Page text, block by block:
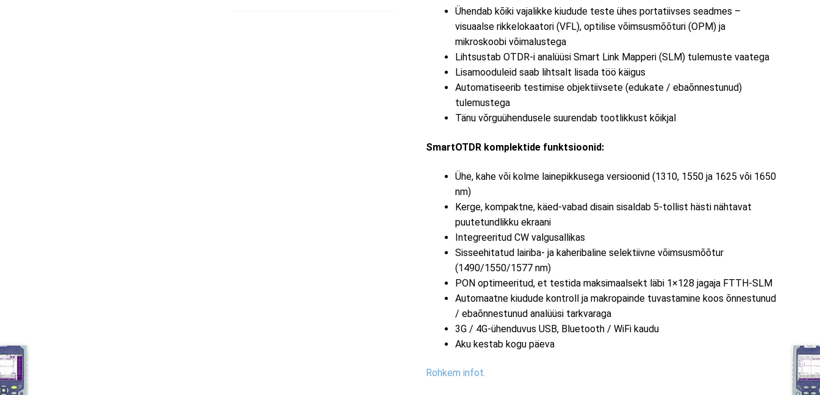
Ühendab kõiki vajalikke kiudude teste ühes portatiivses seadmes –
visuaalse rikkelokaatori (VFL), optilise võimsusmõõturi (OPM) ja
mikroskoobi võimalustega
Lihtsustab OTDR-i analüüsi Smart Link Mapperi (SLM) tulemuste vaatega
Lisamooduleid saab lihtsalt lisada töö käigus
Automatiseerib testimise objektiivsete (edukate / ebaõnnestunud)
tulemustega
Tänu võrguühendusele suurendab tootlikkust kõikjal
SmartOTDR komplektide funktsioonid:
Ühe, kahe või kolme lainepikkusega versioonid (1310, 1550 ja 1625 või 1650
nm)
Kerge, kompaktne, käed-vabad disain sisaldab 5-tollist hästi nähtavat
puutetundlikku ekraani
Integreeritud CW valgusallikas
Sisseehitatud lairiba- ja kaheribaline selektiivne võimsusmõõtur
(1490/1550/1577 nm)
PON optimeeritud, et testida maksimaalsekt läbi 1×128 jagaja FTTH-SLM
Automaatne kiudude kontroll ja makropainde tuvastamine koos õnnestunud
/ ebaõnnestunud analüüsi tarkvaraga
3G / 4G-ühenduvus USB, Bluetooth / WiFi kaudu
Aku kestab kogu päeva
Rohkem infot.